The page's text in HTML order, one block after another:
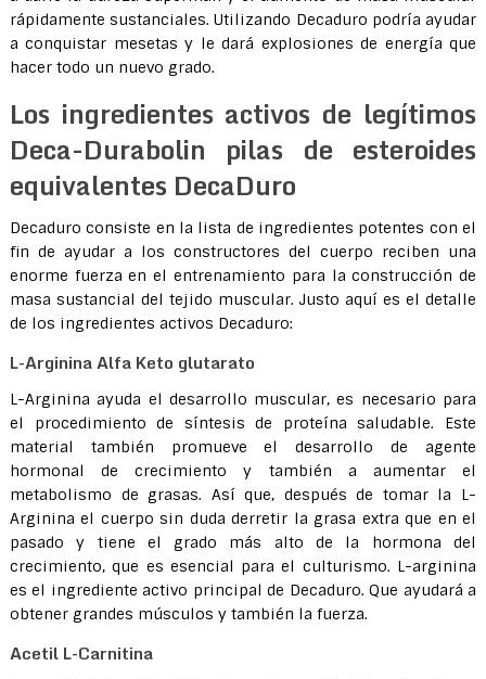
rápidamente sustanciales. Utilizando Decaduro podría ayudar
a conquistar mesetas y le dará explosiones de energía que
hacer todo un nuevo grado.
Los ingredientes activos de legítimos
Deca-Durabolin pilas de esteroides
equivalentes DecaDuro
Decaduro consiste en la lista de ingredientes potentes con el
fin de ayudar a los constructores del cuerpo reciben una
enorme fuerza en el entrenamiento para la construcción de
masa sustancial del tejido muscular. Justo aquí es el detalle
de los ingredientes activos Decaduro:
L-Arginina Alfa Keto glutarato
L-Arginina ayuda el desarrollo muscular, es necesario para
el procedimiento de síntesis de proteína saludable. Este
material también promueve el desarrollo de agente
hormonal de crecimiento y también a aumentar el
metabolismo de grasas. Así que, después de tomar la L-
Arginina el cuerpo sin duda derretir la grasa extra que en el
pasado y tiene el grado más alto de la hormona del
crecimiento, que es esencial para el culturismo. L-arginina
es el ingrediente activo principal de Decaduro. Que ayudará a
obtener grandes músculos y también la fuerza.
Acetil L-Carnitina